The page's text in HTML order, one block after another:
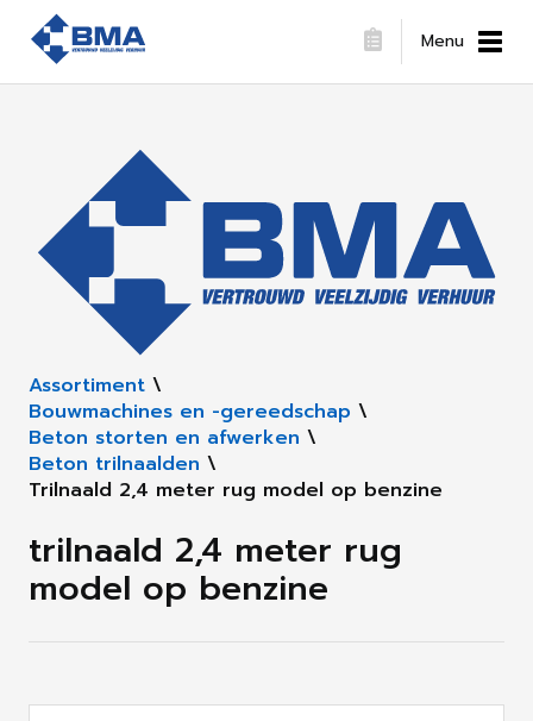
Menu
Assortiment \
Bouwmachines en -gereedschap \
Beton storten en afwerken \
Beton trilnaalden \
Trilnaald 2,4 meter rug model op benzine
trilnaald 2,4 meter rug
model op benzine